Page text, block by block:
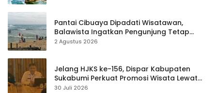
Pantai Cibuaya Dipadati Wisatawan,
Balawista Ingatkan Pengunjung Tetap
Waspada
2 Agustus 2026
Jelang HJKS ke-156, Dispar Kabupaten
Sukabumi Perkuat Promosi Wisata Lewat
Publikasi Digital
30 Juli 2026